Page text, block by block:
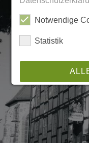
Notwendige
Statistik